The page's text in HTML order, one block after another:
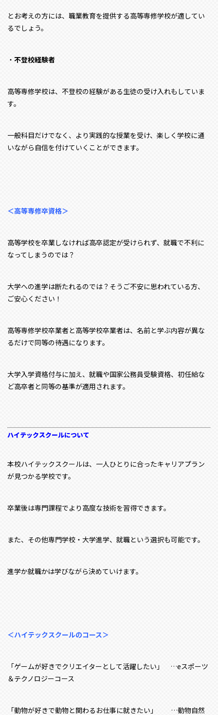
とお考えの方には、職業教育を提供する高等専修学校が適してい
るでしょう。
・ 不登校経験者
高等専修学校は、不登校の経験がある生徒の受け入れもしていま
す。
一般科目だけでなく、より実践的な授業を受け、楽しく学校に通
いながら自信を付けていくことができます。
＜高等専修卒資格＞
高等学校を卒業しなければ高卒認定が受けられず、就職で不利に
なってしまうのでは？
大学への進学は断たれるのでは？そうご不安に思われている方、
ご安心ください！
高等専修学校卒業者と高等学校卒業者は、名前と学ぶ内容が異な
るだけで同等の待遇になります。
大学入学資格付与に加え、就職や国家公務員受験資格、初任給な
ど高卒者と同等の基準が適用されます。
ハイテックスクールについて
本校ハイテックスクールは、一人ひとりに合ったキャリアプラン
が見つかる学校です。
卒業後は専門課程でより高度な技術を習得できます。
また、その他専門学校・大学進学、就職という選択も可能です。
進学か就職かは学びながら決めていけます。
＜ハイテックスクールのコース＞
「ゲームが好きでクリエイターとして活躍したい」 …eスポーツ
＆テクノロジーコース
「動物が好きで動物と関わるお仕事に就きたい」 …動物自然